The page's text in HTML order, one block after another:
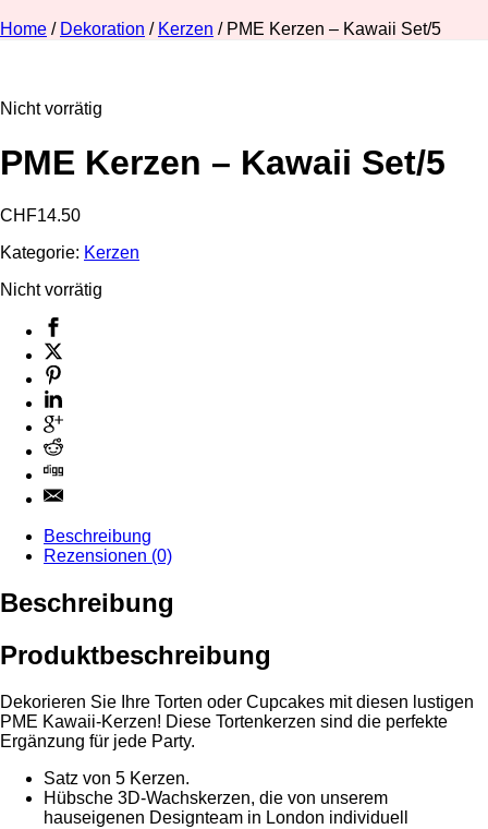
Home / Dekoration / Kerzen / PME Kerzen – Kawaii Set/5
Nicht vorrätig
PME Kerzen – Kawaii Set/5
CHF14.50
Kategorie: Kerzen
Nicht vorrätig
Beschreibung
Rezensionen (0)
Beschreibung
Produktbeschreibung
Dekorieren Sie Ihre Torten oder Cupcakes mit diesen lustigen
PME Kawaii-Kerzen! Diese Tortenkerzen sind die perfekte
Ergänzung für jede Party.
Satz von 5 Kerzen.
Hübsche 3D-Wachskerzen, die von unserem
hauseigenen Designteam in London individuell